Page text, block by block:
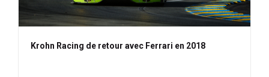
Krohn Racing de retour avec Ferrari en 2018